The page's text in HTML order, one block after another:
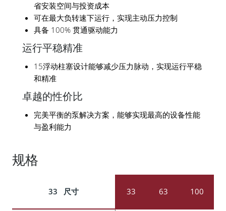
省安装空间与投资成本
可在最大负转速下运行，实现主动压力控制
具备 100% 贯通驱动能力
运行平稳精准
15浮动柱塞设计能够减少压力脉动，实现运行平稳
和精准
卓越的性价比
完美平衡的泵解决方案，能够实现最高的设备性能
与盈利能力
规格
尺寸 33 63 100